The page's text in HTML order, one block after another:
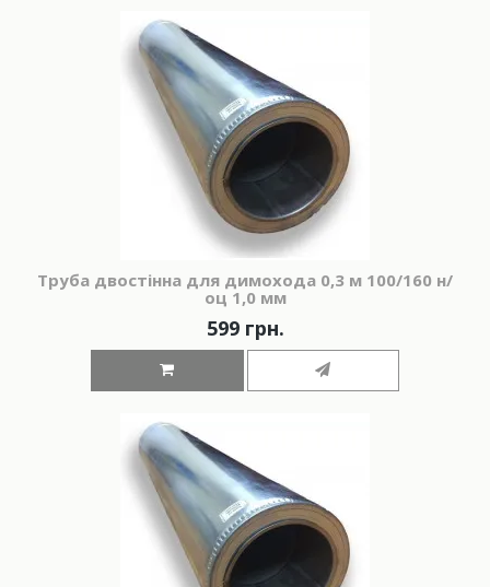
Труба двостінна для димохода 0,3 м 100/160 н/
оц 1,0 мм
599 грн.